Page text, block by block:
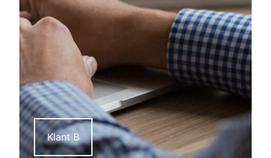
Klant B